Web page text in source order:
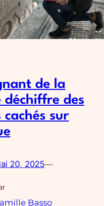
de la
déchiffre des
cachés sur
20, 2025—
Basso